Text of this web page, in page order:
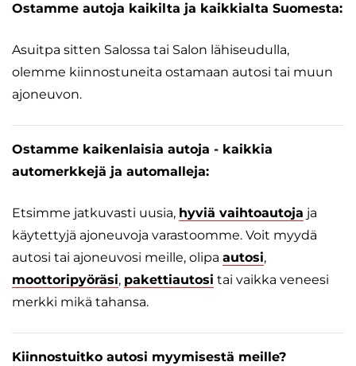
Ostamme autoja kaikilta ja kaikkialta Suomesta:
Asuitpa sitten Salossa tai Salon lähiseudulla,
olemme kiinnostuneita ostamaan autosi tai muun
ajoneuvon.
Ostamme kaikenlaisia autoja - kaikkia
automerkkejä ja automalleja:
Etsimme jatkuvasti uusia, hyviä vaihtoautoja ja
käytettyjä ajoneuvoja varastoomme. Voit myydä
autosi tai ajoneuvosi meille, olipa autosi,
moottoripyöräsi, pakettiautosi tai vaikka veneesi
merkki mikä tahansa.
Kiinnostuitko autosi myymisestä meille?